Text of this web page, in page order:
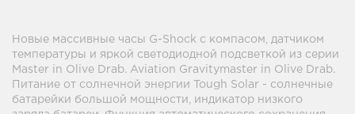
Новые массивные часы G-Shock с компасом, датчиком
температуры и яркой светодиодной подсветкой из серии
Master in Olive Drab. Aviation Gravitymaster in Olive Drab.
Питание от солнечной энергии Tough Solar - солнечные
батарейки большой мощности, индикатор низкого